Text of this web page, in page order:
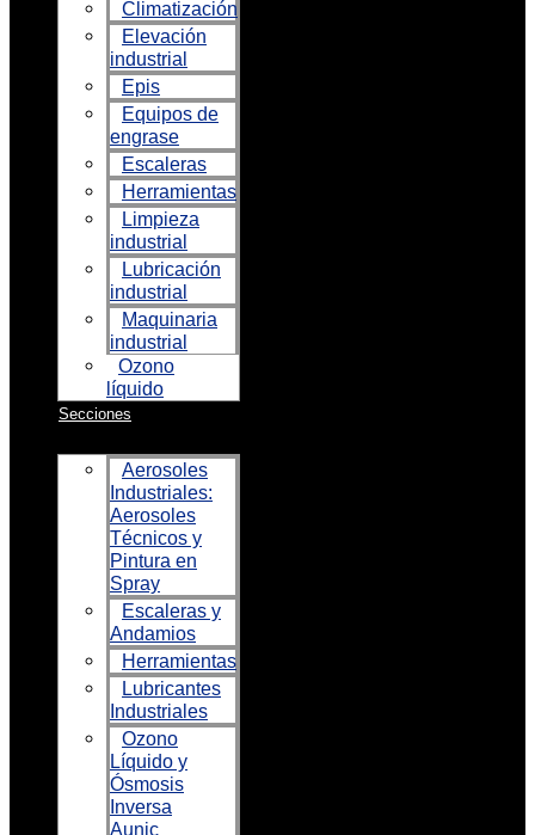
Climatización
Elevación
industrial
Epis
Equipos de
engrase
Escaleras
Herramientas
Limpieza
industrial
Lubricación
industrial
Maquinaria
industrial
Ozono
líquido
Secciones
Aerosoles
Industriales:
Aerosoles
Técnicos y
Pintura en
Spray
Escaleras y
Andamios
Herramientas
Lubricantes
Industriales
Ozono
Líquido y
Ósmosis
Inversa
Aunic